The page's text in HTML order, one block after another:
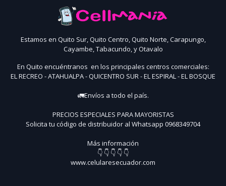
Estamos en Quito Sur, Quito Centro, Quito Norte, Carapungo,
Cayambe, Tabacundo, y Otavalo
En Quito encuéntranos en los principales centros comerciales:
EL RECREO - ATAHUALPA - QUICENTRO SUR - EL ESPIRAL - EL BOSQUE
🚛Envíos a todo el país.
PRECIOS ESPECIALES PARA MAYORISTAS
Solicita tu código de distribuidor al Whatsapp 0968349704
Más información
👇 👇 👇 👇 👇
www.celularesecuador.com